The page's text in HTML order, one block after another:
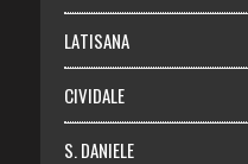
Login
LATISANA
CIVIDALE
S. DANIELE